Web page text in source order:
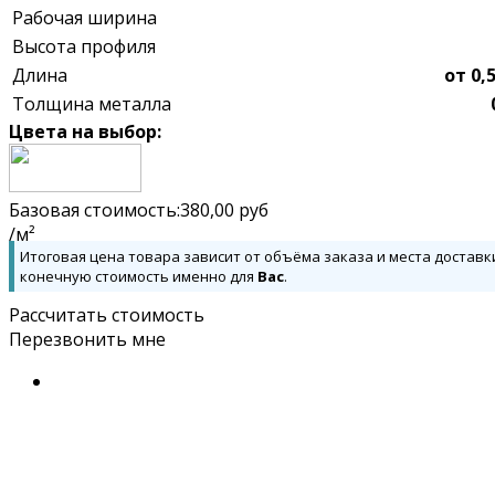
Рабочая ширина
Высота профиля
Длина
от
Толщина металла
Цвета на выбор:
Базовая стоимость:380,00 руб
/м²
Итоговая цена товара зависит от объёма заказа и места
конечную стоимость именно для Вас.
Рассчитать стоимость
Перезвонить мне